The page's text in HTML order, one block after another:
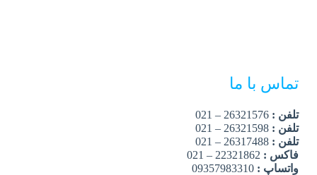
تماس با ما
تلفن :26321576 – 021
تلفن :26321598 – 021
تلفن :26317488 – 021
فاکس :
واتساپ : 09357983310